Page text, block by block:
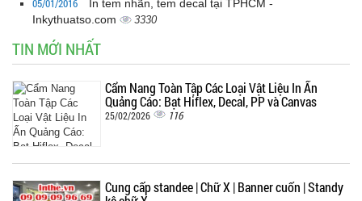
05/01/2016
In tem nhãn, tem decal tại TPHCM -
Inkythuatso.com
3330
TIN MỚI NHẤT
Cẩm Nang Toàn Tập Các Loại Vật Liệu In Ấn
Quảng Cáo: Bạt Hiflex, Decal, PP và Canvas
25/02/2026 116
Cung cấp standee | Chữ X | Banner cuốn | Standy